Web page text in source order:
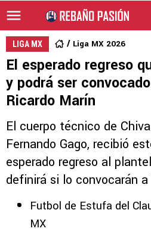
LIGA MX Liga MX 2026
El esperado regreso
y podrá ser
Ricardo Marín
El cuerpo técnico de
Fernando Gago, recibió
esperado regreso al
definirá si lo convocarán
Futbol de Estufa del
MX